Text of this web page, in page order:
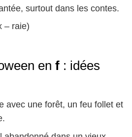
surtout dans les contes.
– raie)
en f : idées
avec une forêt, un feu follet et